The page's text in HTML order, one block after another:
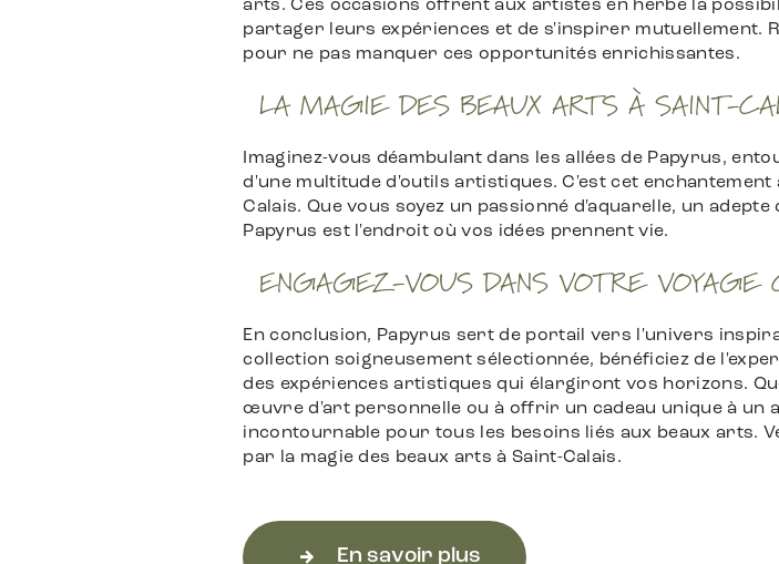
arts. Ces occasions offrent aux artistes en herbe la
partager leurs expériences et de s'inspirer mutuellement.
pour ne pas manquer ces opportunités enrichissantes.
LA MAGIE DES BEAUX ARTS À SAINT-
Imaginez-vous déambulant dans les allées de Papyrus,
d'une multitude d'outils artistiques. C'est cet
Calais. Que vous soyez un passionné d'aquarelle, un
Papyrus est l'endroit où vos idées prennent vie.
ENGAGEZ-VOUS DANS VOTRE VOYAGE
En conclusion, Papyrus sert de portail vers l'univers
collection soigneusement sélectionnée, bénéficiez de
des expériences artistiques qui élargiront vos horizons.
œuvre d'art personnelle ou à offrir un cadeau unique à un
incontournable pour tous les besoins liés aux beaux arts.
par la magie des beaux arts à Saint-Calais.
En savoir plus